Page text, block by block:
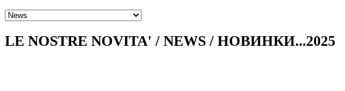
LE NOSTRE NOVITA' / NEWS / НОВИНКИ...2025